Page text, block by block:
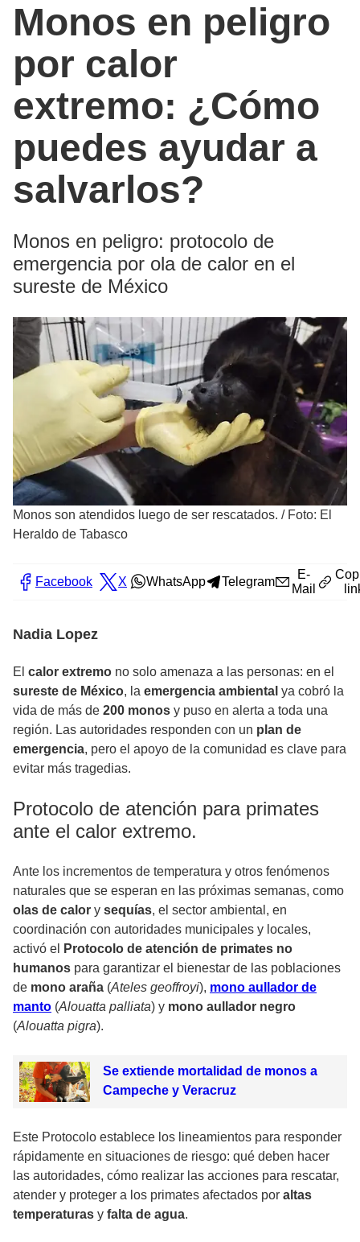
Monos en peligro
por calor
extremo: ¿Cómo
puedes ayudar a
salvarlos?
Monos en peligro: protocolo de
emergencia por ola de calor en el
sureste de México
Monos son atendidos luego de ser rescatados. / Foto: El
Heraldo de Tabasco
Facebook X WhatsApp Telegram
E-
Mail
Nadia Lopez
El calor extremo no solo amenaza a las personas: en el
sureste de México, la emergencia ambiental ya cobró la
vida de más de 200 monos y puso en alerta a toda una
región. Las autoridades responden con un plan de
emergencia, pero el apoyo de la comunidad es clave para
evitar más tragedias.
Protocolo de atención para primates
ante el calor extremo.
Ante los incrementos de temperatura y otros fenómenos
naturales que se esperan en las próximas semanas, como
olas de calor y sequías, el sector ambiental, en
coordinación con autoridades municipales y locales,
activó el
Protocolo de atención de primates no
humanos para garantizar el bienestar de las poblaciones
de mono araña (Ateles geoffroyi), mono aullador de
manto (Alouatta palliata) y mono aullador negro
(Alouatta pigra).
Se extiende mortalidad de monos a
Campeche y Veracruz
Este Protocolo establece los lineamientos para responder
rápidamente en situaciones de riesgo: qué deben hacer
las autoridades, cómo realizar las acciones para rescatar,
atender y proteger a los primates afectados por altas
temperaturas y falta de agua.